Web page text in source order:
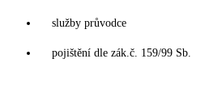
služby průvodce
pojištění dle zák.č. 159/99 Sb.